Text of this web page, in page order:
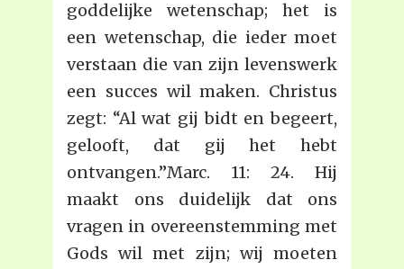
goddelijke wetenschap; het is
een wetenschap, die ieder moet
verstaan die van zijn levenswerk
een succes wil maken. Christus
zegt: “Al wat gij bidt en begeert,
gelooft, dat gij het hebt
ontvangen.”Marc. 11: 24. Hij
maakt ons duidelijk dat ons
vragen in overeenstemming met
Gods wil met zijn; wij moeten